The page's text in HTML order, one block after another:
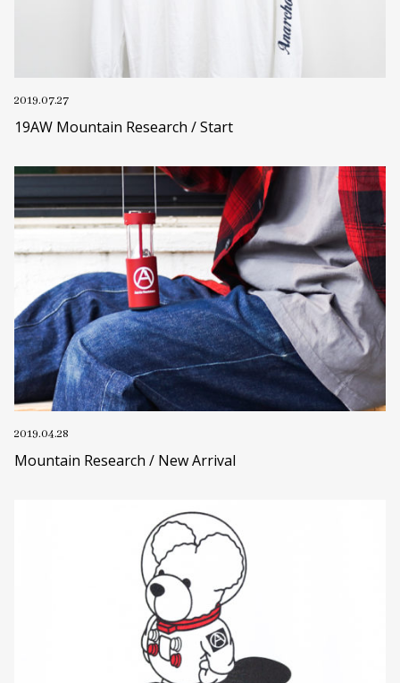
2019.07.27
19AW Mountain Research / Start
2019.04.28
Mountain Research / New Arrival